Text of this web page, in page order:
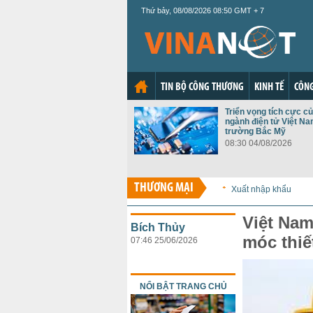
Thứ bảy, 08/08/2026 08:50 GMT + 7
TIN BỘ CÔNG THƯƠNG KINH TẾ
Triển vọng tích cực
ngành điện tử Việt
trường Bắc Mỹ
08:30 04/08/2026
THƯƠNG MẠI Xuất nhập khẩu
Việt
móc
Bích Thủy
07:46 25/06/2026
NỔI BẬT TRANG CHỦ